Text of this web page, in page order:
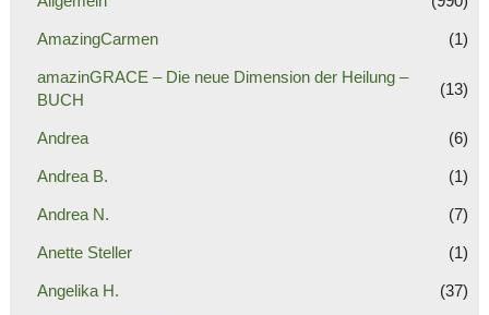
AmazingCarmen (1)
amazinGRACE – Die neue Dimension der Heilung –
BUCH
(13)
Andrea (6)
Andrea B. (1)
Andrea N. (7)
Anette Steller (1)
Angelika H. (37)